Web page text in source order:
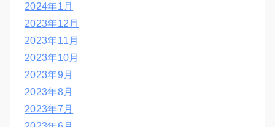
2024年1月
2023年12月
2023年11月
2023年10月
2023年9月
2023年8月
2023年7月